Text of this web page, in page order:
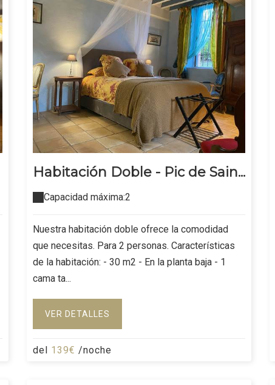
Habitación Doble - Pic de Sain...
Capacidad máxima:2
Nuestra habitación doble ofrece la comodidad
que necesitas. Para 2 personas. Características
de la habitación: - 30 m2 - En la planta baja - 1
cama ta...
VER DETALLES
del 139€ /noche